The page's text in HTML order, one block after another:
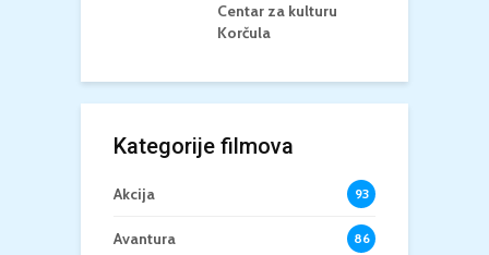
Centar za kulturu
Korčula
Kategorije filmova
Akcija 93
Avantura 86